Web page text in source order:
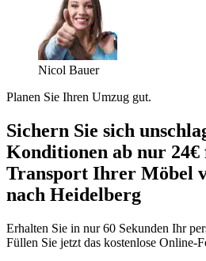
Nicol Bauer
Planen Sie Ihren Umzug gut.
Sichern Sie sich
Konditionen ab nur 24€
Transport Ihrer Möbel
nach Heidelberg
Erhalten Sie in nur 60 Sekunden Ihr
Füllen Sie jetzt das kostenlose Online-